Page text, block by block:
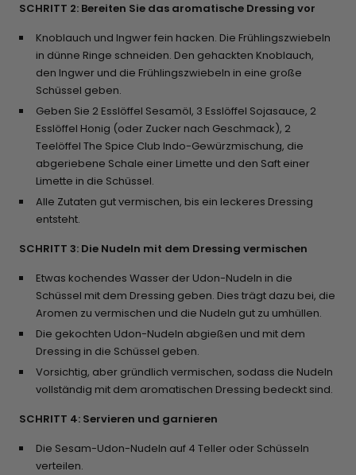
SCHRITT 2: Bereiten Sie das aromatische Dressing vor
Knoblauch und Ingwer fein hacken. Die Frühlingszwiebeln
in dünne Ringe schneiden. Den gehackten Knoblauch,
den Ingwer und die Frühlingszwiebeln in eine große
Schüssel geben.
Geben Sie 2 Esslöffel Sesamöl, 3 Esslöffel Sojasauce, 2
Esslöffel Honig (oder Zucker nach Geschmack), 2
Teelöffel The Spice Club Indo-Gewürzmischung, die
abgeriebene Schale einer Limette und den Saft einer
Limette in die Schüssel.
Alle Zutaten gut vermischen, bis ein leckeres Dressing
entsteht.
SCHRITT 3: Die Nudeln mit dem Dressing vermischen
Etwas kochendes Wasser der Udon-Nudeln in die
Schüssel mit dem Dressing geben. Dies trägt dazu bei, die
Aromen zu vermischen und die Nudeln gut zu umhüllen.
Die gekochten Udon-Nudeln abgießen und mit dem
Dressing in die Schüssel geben.
Vorsichtig, aber gründlich vermischen, sodass die Nudeln
vollständig mit dem aromatischen Dressing bedeckt sind.
SCHRITT 4: Servieren und garnieren
Die Sesam-Udon-Nudeln auf 4 Teller oder Schüsseln
verteilen.